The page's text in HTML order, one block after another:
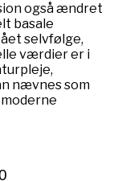
også ændret
basale
selvfølge,
værdier er i
nævnes som